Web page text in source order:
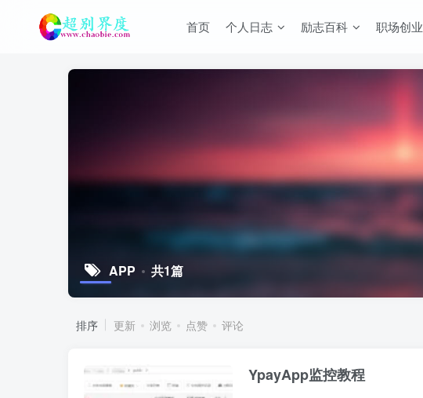
首页 个人日志 励志百科 职场创业
APP 共1篇
排序 更新 浏览 点赞 评论
YpayApp监控教程